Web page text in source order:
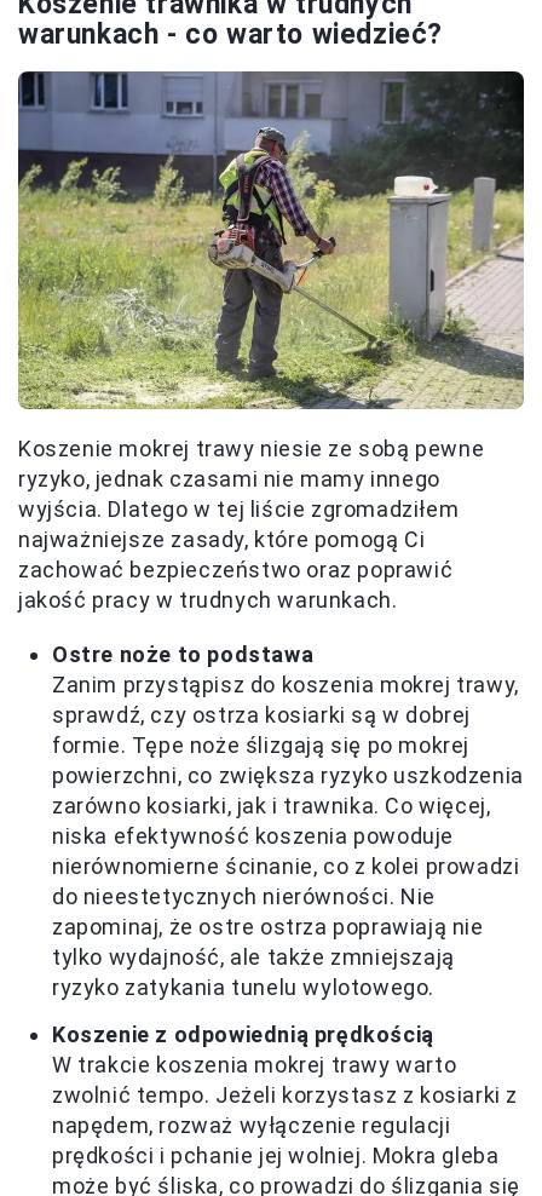
warunkach - co warto wiedzieć?
Koszenie mokrej trawy niesie ze sobą pewne
ryzyko, jednak czasami nie mamy innego
wyjścia. Dlatego w tej liście zgromadziłem
najważniejsze zasady, które pomogą Ci
zachować bezpieczeństwo oraz poprawić
jakość pracy w trudnych warunkach.
Ostre noże to podstawa
Zanim przystąpisz do koszenia mokrej trawy,
sprawdź, czy ostrza kosiarki są w dobrej
formie. Tępe noże ślizgają się po mokrej
powierzchni, co zwiększa ryzyko uszkodzenia
zarówno kosiarki, jak i trawnika. Co więcej,
niska efektywność koszenia powoduje
nierównomierne ścinanie, co z kolei prowadzi
do nieestetycznych nierówności. Nie
zapominaj, że ostre ostrza poprawiają nie
tylko wydajność, ale także zmniejszają
ryzyko zatykania tunelu wylotowego.
Koszenie z odpowiednią prędkością
W trakcie koszenia mokrej trawy warto
zwolnić tempo. Jeżeli korzystasz z kosiarki z
napędem, rozważ wyłączenie regulacji
prędkości i pchanie jej wolniej. Mokra gleba
może być śliska, co prowadzi do ślizgania się